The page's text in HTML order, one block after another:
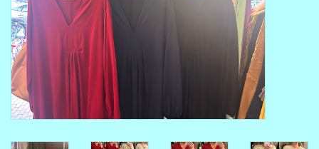
MAAT 48-50
MAAT 50-52
MAAT 52-54
MAAT 56-58